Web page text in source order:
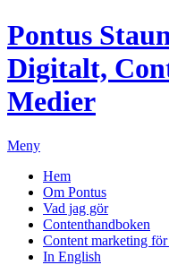
Pontus
Digitalt,
Medier
Meny
Hem
Om Pontus
Vad jag gör
Contenthandboken
Content marketing för
In English